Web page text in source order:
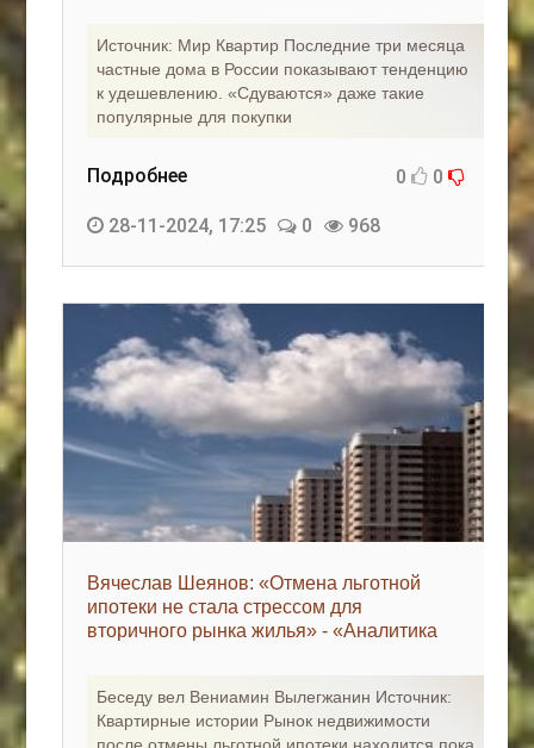
Источник: Мир Квартир Последние три месяца
частные дома в России показывают тенденцию
к удешевлению. «Сдуваются» даже такие
популярные для покупки
Подробнее 0 0
28-11-2024, 17:25 0 968
Вячеслав Шеянов: «Отмена льготной
ипотеки не стала стрессом для
вторичного рынка жилья» - «Аналитика
Беседу вел Вениамин Вылегжанин Источник:
Квартирные истории Рынок недвижимости